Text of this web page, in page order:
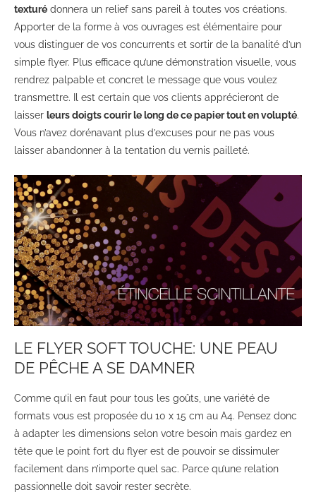
texturé donnera un relief sans pareil à toutes vos créations.
Apporter de la forme à vos ouvrages est élémentaire pour
vous distinguer de vos concurrents et sortir de la banalité d’un
simple flyer. Plus efficace qu’une démonstration visuelle, vous
rendrez palpable et concret le message que vous voulez
transmettre. Il est certain que vos clients apprécieront de
laisser leurs doigts courir le long de ce papier tout en volupté.
Vous n’avez dorénavant plus d’excuses pour ne pas vous
laisser abandonner à la tentation du vernis pailleté.
LE FLYER SOFT TOUCHE: UNE PEAU
DE PÊCHE A SE DAMNER
Comme qu’il en faut pour tous les goûts, une variété de
formats vous est proposée du 10 x 15 cm au A4. Pensez donc
à adapter les dimensions selon votre besoin mais gardez en
tête que le point fort du flyer est de pouvoir se dissimuler
facilement dans n’importe quel sac. Parce qu’une relation
passionnelle doit savoir rester secrète.